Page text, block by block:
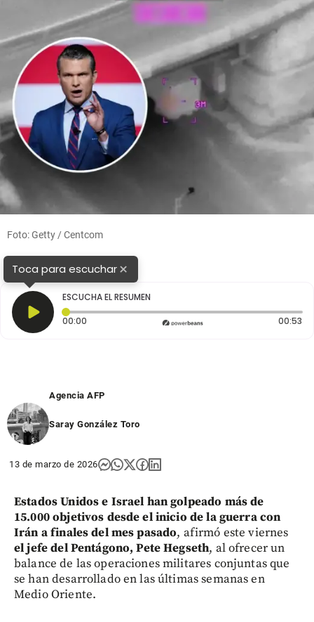
Foto: Getty / Centcom
Toca para escuchar×
ESCUCHA EL RESUMEN
00:00 Tiempo transcurrido: 0 segundos 00:53
Agencia AFP
Saray González Toro
13 de marzo de 2026
Estados Unidos e Israel han golpeado más de
15.000 objetivos desde el inicio de la guerra con
Irán a finales del mes pasado, afirmó este viernes
el jefe del Pentágono, Pete Hegseth, al ofrecer un
balance de las operaciones militares conjuntas que
se han desarrollado en las últimas semanas en
Medio Oriente.